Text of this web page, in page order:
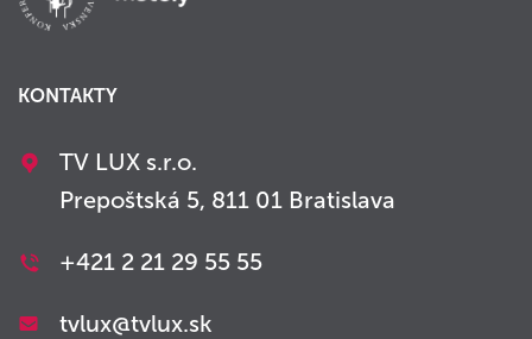
KONTAKTY
TV LUX s.r.o.
Prepoštská 5, 811 01 Bratislava
+421 2 21 29 55 55
tvlux@tvlux.sk